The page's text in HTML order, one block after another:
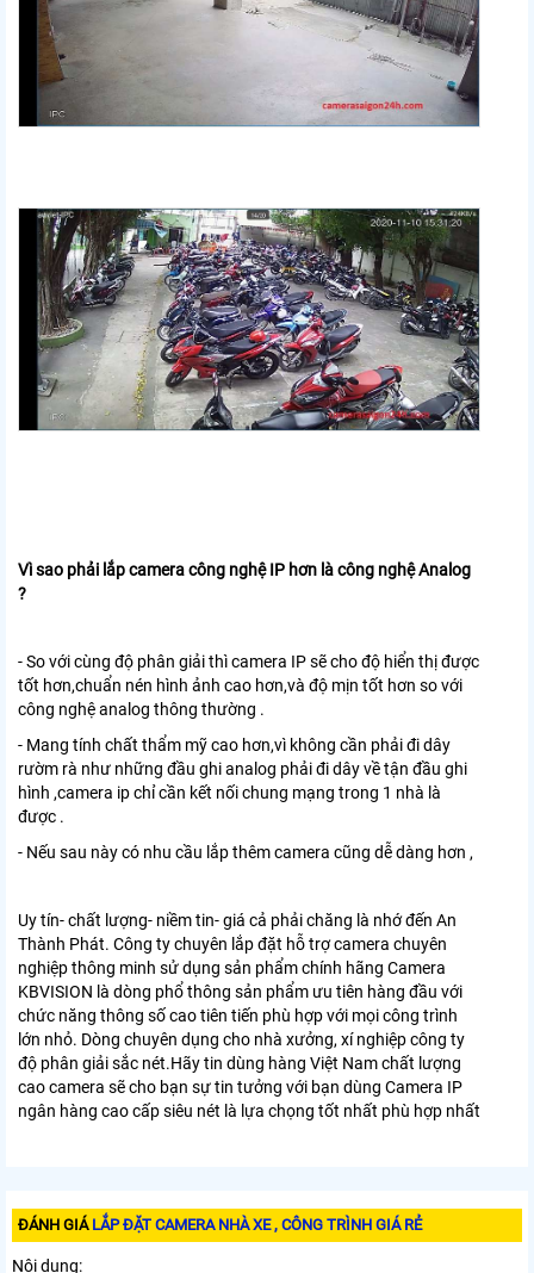
Vì sao phải lắp camera công nghệ IP hơn là công nghệ Analog
?
- So với cùng độ phân giải thì camera IP sẽ cho độ hiển thị được
tốt hơn,chuẩn nén hình ảnh cao hơn,và độ mịn tốt hơn so với
công nghệ analog thông thường .
- Mang tính chất thẩm mỹ cao hơn,vì không cần phải đi dây
rườm rà như những đầu ghi analog phải đi dây về tận đầu ghi
hình ,camera ip chỉ cần kết nối chung mạng trong 1 nhà là
được .
- Nếu sau này có nhu cầu lắp thêm camera cũng dễ dàng hơn ,
Uy tín- chất lượng- niềm tin- giá cả phải chăng là nhớ đến An
Thành Phát. Công ty chuyên lắp đặt hỗ trợ camera chuyên
nghiệp thông minh sử dụng sản phẩm chính hãng Camera
KBVISION là dòng phổ thông sản phẩm ưu tiên hàng đầu với
chức năng thông số cao tiên tiến phù hợp với mọi công trình
lớn nhỏ. Dòng chuyên dụng cho nhà xưởng, xí nghiệp công ty
độ phân giải sắc nét.Hãy tin dùng hàng Việt Nam chất lượng
cao camera sẽ cho bạn sự tin tưởng với bạn dùng Camera IP
ngân hàng cao cấp siêu nét là lựa chọng tốt nhất phù hợp nhất
ĐÁNH GIÁ LẮP ĐẶT CAMERA NHÀ XE , CÔNG TRÌNH GIÁ RẺ
Nội dung: